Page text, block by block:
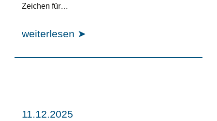
Zeichen für…
weiterlesen ➤
11.12.2025